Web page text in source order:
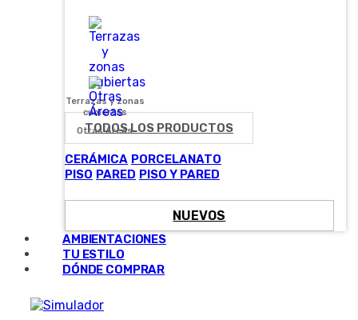
Terrazas y zonas
cubiertas
Otras Áreas
TODOS LOS PRODUCTOS
CERÁMICA PORCELANATO
PISO PARED PISO Y PARED
NUEVOS
AMBIENTACIONES
TU ESTILO
DÓNDE COMPRAR